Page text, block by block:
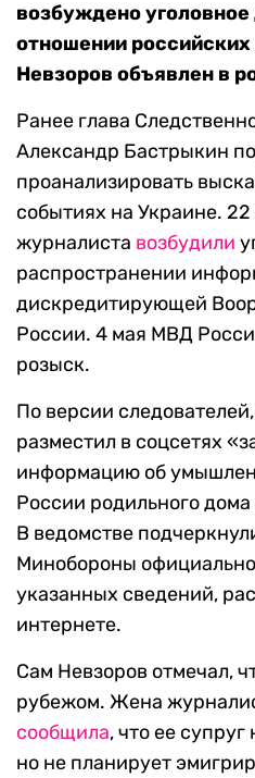
возбуждено
отношении
Невзоров объявлен в
Ранее глава
Александр Бастрыкин
проанализировать
событиях на Украине.
журналиста возбудили
распространении
дискредитирующей
России. 4 мая МВД
розыск.
По версии
разместил в соцсетях
информацию об
России родильного
В ведомстве
Минобороны
указанных сведений,
интернете.
Сам Невзоров отмечал,
рубежом. Жена
сообщила, что ее
но не планирует